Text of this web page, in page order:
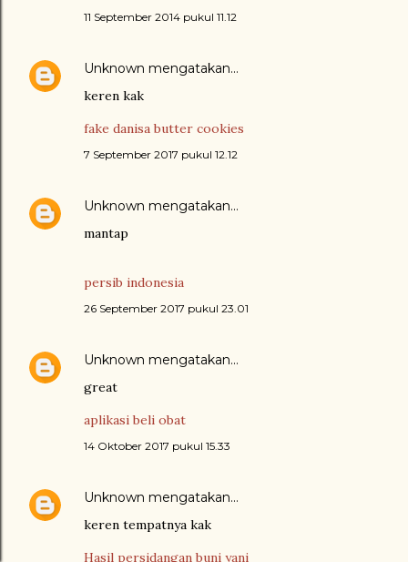
11 September 2014 pukul 11.12
Unknown mengatakan…
keren kak
fake danisa butter cookies
7 September 2017 pukul 12.12
Unknown mengatakan…
mantap
persib indonesia
26 September 2017 pukul 23.01
Unknown mengatakan…
great
aplikasi beli obat
14 Oktober 2017 pukul 15.33
Unknown mengatakan…
keren tempatnya kak
Hasil persidangan buni yani